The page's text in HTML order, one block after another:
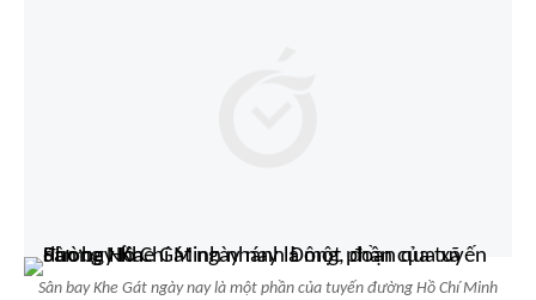
Sân bay Khe Gát ngày nay là một phần của tuyến đường Hồ Chí Minh